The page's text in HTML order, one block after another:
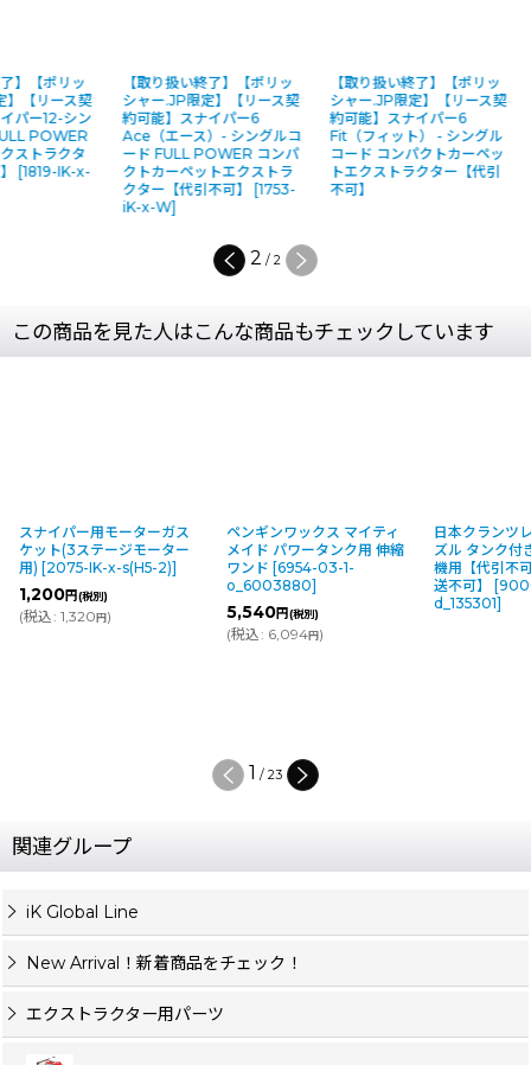
】【ポリッ
】【リース契
パー12-シン
POWER
ストラクタ
[1819-IK-x-
【取り扱い終了】【ポリッ
シャー.JP限定】【リース契
約可能】スナイパー6
Ace（エース）- シングルコ
ード FULL POWER コンパ
クトカーペットエクストラ
クター【代引不可】
[1753-
iK-x-W]
【取り扱い終了】【ポリッ
シャー.JP限定】【リース契
約可能】スナイパー6
Fit（フィット） - シングル
コード コンパクトカーペッ
トエクストラクター【代引
不可】
2 / 2
この商品を見た人はこんな商品もチェックしています
スナイパー用モーターガス
ケット(3ステージモーター
用) [2075-IK-x-s(H5-2)]
1,200円(税別)
(税込: 1,320円)
ペンギンワックス マイティ
メイド パワータンク用 伸縮
ワンド [6954-03-1-
o_6003880]
5,540円(税別)
(税込: 6,094円)
日本クランツ
ズル タンク付
機用【代引不
送不可】
[
d_135301]
1 / 23
関連グループ
iK Global Line
New Arrival！新着商品をチェック！
エクストラクター用パーツ